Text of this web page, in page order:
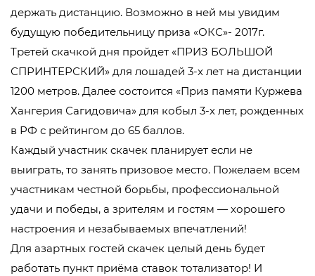
держать дистанцию. Возможно в ней мы увидим
будущую победительницу приза «ОКС»- 2017г.
Третей скачкой дня пройдет «ПРИЗ БОЛЬШОЙ
СПРИНТЕРСКИЙ» для лошадей 3-х лет на дистанции
1200 метров. Далее состоится «Приз памяти Куржева
Хангерия Сагидовича» для кобыл 3-х лет, рожденных
в РФ с рейтингом до 65 баллов.
Каждый участник скачек планирует если не
выиграть, то занять призовое место. Пожелаем всем
участникам честной борьбы, профессиональной
удачи и победы, а зрителям и гостям — хорошего
настроения и незабываемых впечатлений!
Для азартных гостей скачек целый день будет
работать пункт приёма ставок тотализатор! И